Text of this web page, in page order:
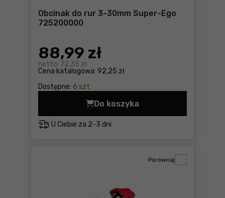
Obcinak do rur 3-30mm Super-Ego
725200000
Cena katalogowa: 92,25 zł
88,99 zł
netto: 72,35 zł
Dostępne: 6 szt.
U Ciebie za 2-3 dni
Do koszyka
Obcinak do rur 3-30mm
Porównaj